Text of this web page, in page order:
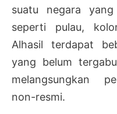
suatu negara
seperti pulau,
Alhasil terdapat
yang belum
melangsungkan
non-resmi.